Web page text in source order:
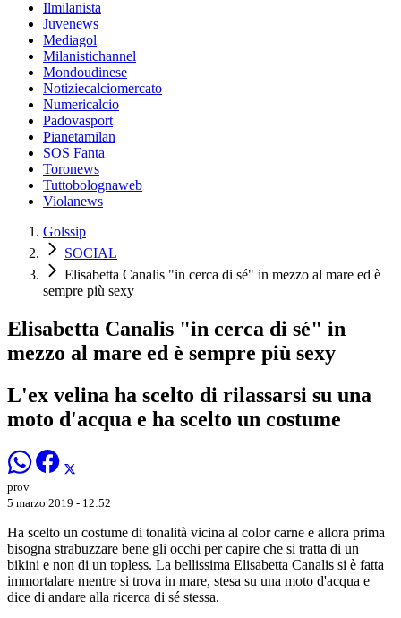
Ilmilanista
Juvenews
Mediagol
Milanistichannel
Mondoudinese
Notiziecalciomercato
Numericalcio
Padovasport
Pianetamilan
SOS Fanta
Toronews
Tuttobolognaweb
Violanews
Golssip
SOCIAL
Elisabetta Canalis "in cerca di sé" in mezzo al mare ed è
sempre più sexy
Elisabetta Canalis "in cerca di sé" in
mezzo al mare ed è sempre più sexy
L'ex velina ha scelto di rilassarsi su una
moto d'acqua e ha scelto un costume
prov
5 marzo 2019 - 12:52
Ha scelto un costume di tonalità vicina al color carne e allora prima
bisogna strabuzzare bene gli occhi per capire che si tratta di un
bikini e non di un topless. La bellissima Elisabetta Canalis si è fatta
immortalare mentre si trova in mare, stesa su una moto d'acqua e
dice di andare alla ricerca di sé stessa.